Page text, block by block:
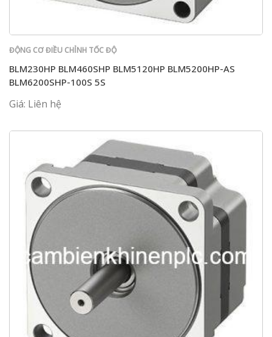
ĐỘNG CƠ ĐIỀU CHỈNH TỐC ĐỘ
BLM230HP BLM460SHP BLM5120HP BLM5200HP-AS
BLM6200SHP-100S 5S
Giá: Liên hệ